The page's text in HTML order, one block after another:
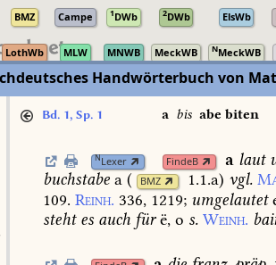
BMZ Campe 1DWb 2DWb ElsWb
LothWb MLW MNWB MeckWB NMeckWB
Handwörterbuch von
Bd. 1, Sp. 1 abis abe biten
NLexer FindeB a laut
buchstabe a ( BMZ 1.1.a) vgl.
109. Reinh. 336, 1219; umgelautet
stehtes auch fürë, o s. Weinh.